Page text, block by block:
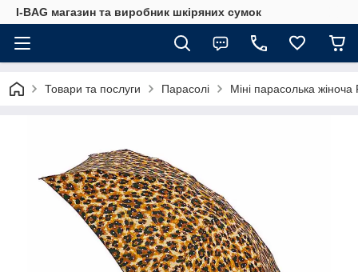
I-BAG магазин та виробник шкіряних сумок
Товари та послуги Парасолі Міні парасолька